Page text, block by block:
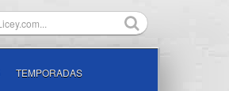
TEMPORADAS